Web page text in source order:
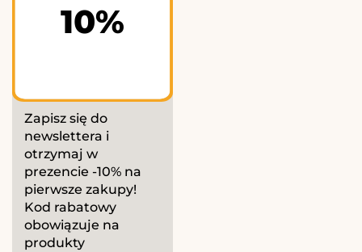
10%
Zapisz się do
newslettera i
otrzymaj w
prezencie -10% na
pierwsze zakupy!
Kod rabatowy
obowiązuje na
produkty